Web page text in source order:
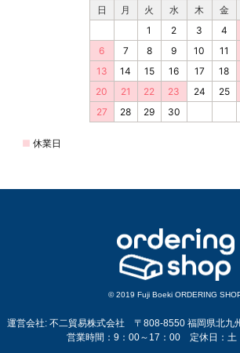
© 2019 Fuji Boeki ORDERING
運営会社: 不二貿易株式会社 〒808-8550 福岡県北九
営業時間：9：00～17：00 定休日：土